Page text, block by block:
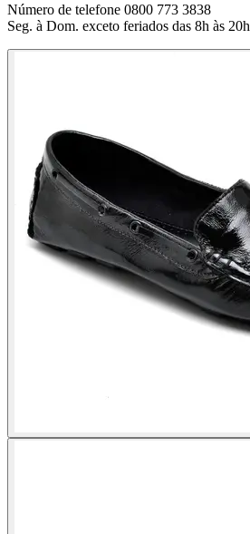
Número de telefone 0800 773 3838
Seg. à Dom. exceto feriados das 8h às 20h